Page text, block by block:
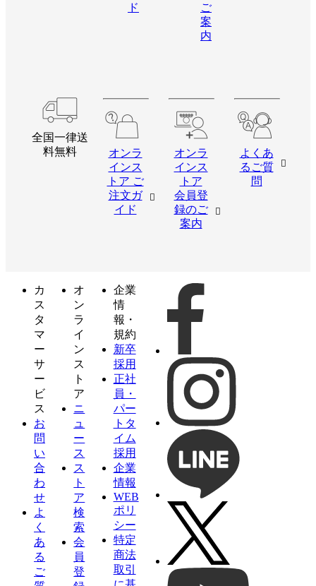
ド
ご
案
内
全国一律送
料無料
オンラ
インス
トア ご
注文ガ
イド
オンラ
インス
トア
会員登
録のご
案内
よくあ
るご質
問
カ
ス
タ
マ
ー
サ
ー
ビ
ス
お
問
い
合
わ
せ
よ
く
あ
る
ご
オ
ン
ラ
イ
ン
ス
ト
ア
ニ
ュ
ー
ス
ス
ト
ア
検
索
会
員
登
企業
情
報・
規約
新卒
採用
正社
員・
パー
トタ
イム
採用
企業
情報
WEB
ポリ
シー
特定
商法
取引